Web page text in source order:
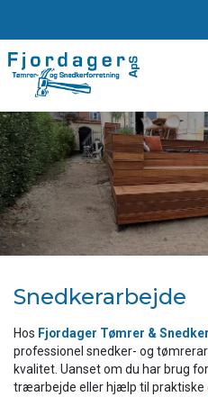
hovedindhold
Snedkerarbejde
Hos Fjordager Tømrer &
professionel snedker- og
kvalitet. Uanset om du har brug
træarbejde eller hjælp til praktiske